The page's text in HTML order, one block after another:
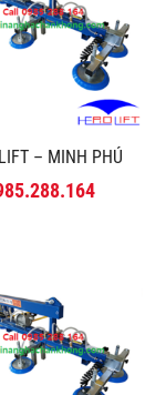
– MINH PHÚ